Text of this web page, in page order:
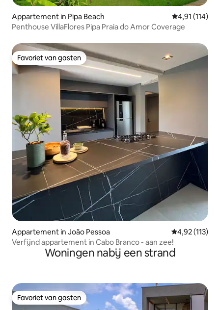
Appartement in Pipa Beach Gemiddelde
4,91 (114)
Penthouse VillaFlores Pipa Praia do Amor Coverage
Favoriet van gasten
Favoriet van gasten
Appartement in João Pessoa Gemiddelde
4,92 (113)
Verfijnd appartement in Cabo Branco - aan zee!
Woningen nabij een strand
Favoriet van gasten
Favoriet van gasten